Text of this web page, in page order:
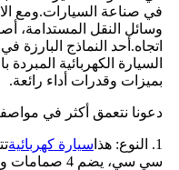
في صناعة السيارات.ومع
وسائل النقل المستدامة،
اتجاه.أحد النماذج البارزة
بميزات وقدرات أداء رائعة.
دعونا نتعمق أكثر في
1. النوع: هذا سيارة كهربائية
سي سي، يضم 4